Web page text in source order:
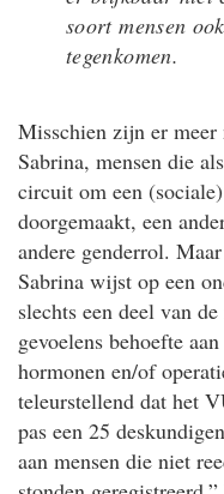
soort mensen
tegenkomen.
Misschien zijn er meer
Sabrina, mensen die
circuit om een
doorgemaakt, een
andere genderrol.
Sabrina wijst op een
slechts een deel van
gevoelens behoefte
hormonen en/of
teleurstellend dat het
pas een 25
aan mensen die niet